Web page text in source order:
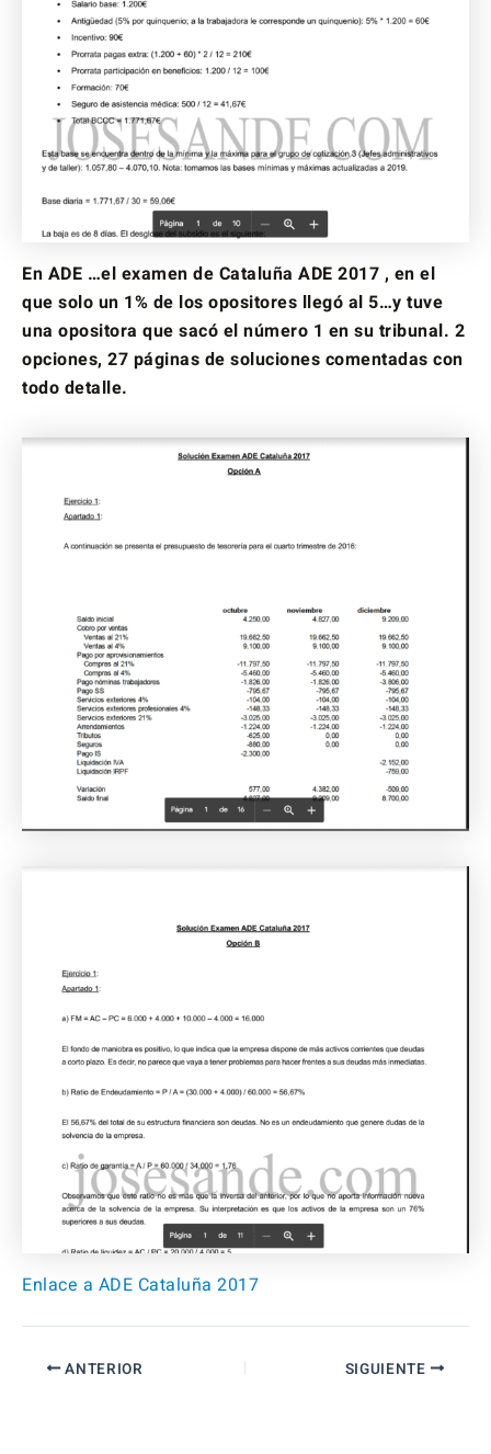
En ADE …el examen de Cataluña ADE 2017 , en el
que solo un 1% de los opositores llegó al 5…y tuve
una opositora que sacó el número 1 en su tribunal. 2
opciones, 27 páginas de soluciones comentadas con
todo detalle.
Enlace a ADE Cataluña 2017
ANTERIOR SIGUIENTE